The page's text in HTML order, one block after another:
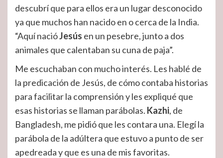
descubrí que para ellos era un lugar desconocido
ya que muchos han nacido en o cerca de la India.
“Aquí nacióJesús en un pesebre, junto a dos
animales que calentaban su cuna de paja”.
Me escuchaban con mucho interés. Les hablé de
la predicación de Jesús, de cómo contaba historias
para facilitar la comprensión y les expliqué que
esas historias se llaman parábolas. Kazhi, de
Bangladesh, me pidió que les contara una. Elegí la
parábola de la adúltera que estuvo a punto de ser
apedreada y que es una de mis favoritas.